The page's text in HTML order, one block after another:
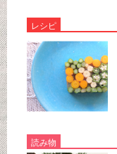
レシピ
読み物